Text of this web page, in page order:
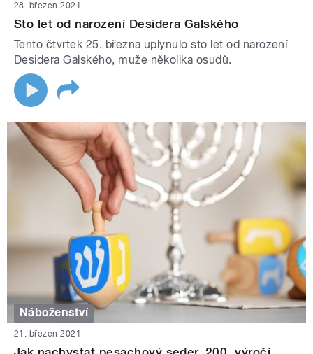
28. březen 2021
Sto let od narození Desidera Galského
Tento čtvrtek 25. března uplynulo sto let od narození
Desidera Galského, muže několika osudů.
Náboženství
21. březen 2021